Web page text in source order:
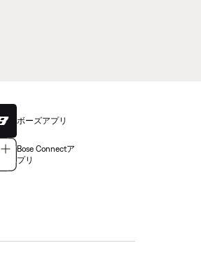
ボーズアプリ
Bose Connectア
プリ